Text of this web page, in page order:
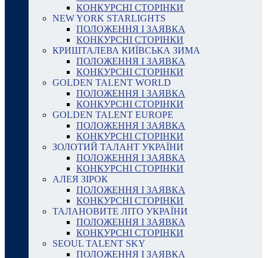
КОНКУРСНІ СТОРІНКИ
NEW YORK STARLIGHTS
ПОЛОЖЕННЯ І ЗАЯВКА
КОНКУРСНІ СТОРІНКИ
КРИШТАЛЕВА КИЇВСЬКА ЗИМА
ПОЛОЖЕННЯ І ЗАЯВКА
КОНКУРСНІ СТОРІНКИ
GOLDEN TALENT WORLD
ПОЛОЖЕННЯ І ЗАЯВКА
КОНКУРСНІ СТОРІНКИ
GOLDEN TALENT EUROPE
ПОЛОЖЕННЯ І ЗАЯВКА
КОНКУРСНІ СТОРІНКИ
ЗОЛОТИЙ ТАЛАНТ УКРАЇНИ
ПОЛОЖЕННЯ І ЗАЯВКА
КОНКУРСНІ СТОРІНКИ
АЛЕЯ ЗІРОК
ПОЛОЖЕННЯ І ЗАЯВКА
КОНКУРСНІ СТОРІНКИ
ТАЛАНОВИТЕ ЛІТО УКРАЇНИ
ПОЛОЖЕННЯ І ЗАЯВКА
КОНКУРСНІ СТОРІНКИ
SEOUL TALENT SKY
ПОЛОЖЕННЯ І ЗАЯВКА